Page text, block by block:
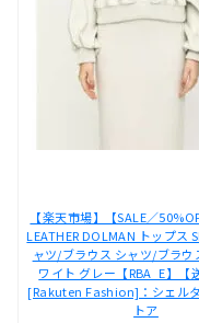
【楽天市場】【SALE／
LEATHER DOLMAN トップス
ャツ/ブラウス シャツ/ブラウ
ワイト グレー【RBA_E】【
[Rakuten Fashion]：シェル
トア